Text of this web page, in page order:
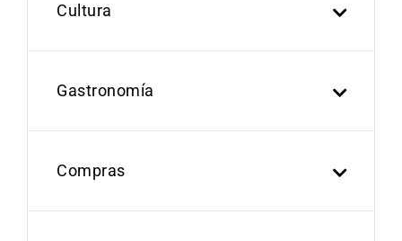
Cultura
Gastronomía
Compras